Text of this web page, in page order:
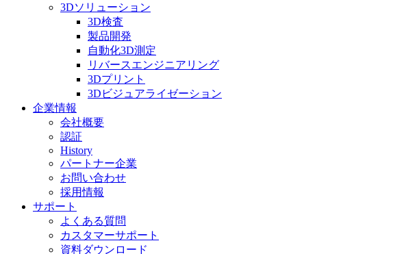
3Dソリューション
3D検査
製品開発
自動化3D測定
リバースエンジニアリング
3Dプリント
3Dビジュアライゼーション
企業情報
会社概要
認証
History
パートナー企業
お問い合わせ
採用情報
サポート
よくある質問
カスタマーサポート
資料ダウンロード